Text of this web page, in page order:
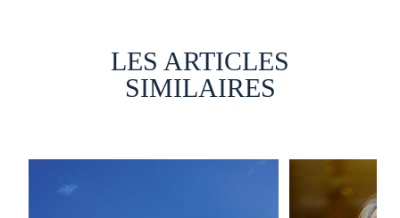
LES ARTICLES
SIMILAIRES